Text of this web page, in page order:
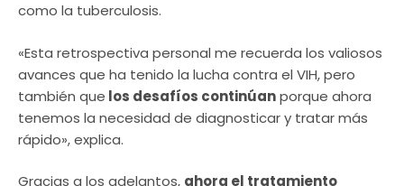
como la tuberculosis.
«Esta retrospectiva personal me recuerda los valiosos
avances que ha tenido la lucha contra el VIH, pero
también que los desafíos continúanporque ahora
tenemos la necesidad de diagnosticar y tratar más
rápido», explica.
Gracias a los adelantos, ahora el tratamiento